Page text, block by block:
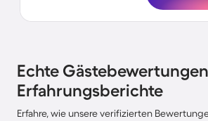
Echte
Erfahrungsberichte
Erfahre, wie unsere verifizierten